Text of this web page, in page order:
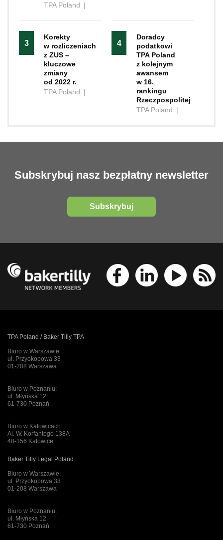
TPA Poland |
3
Korekty
w rozliczeniach
z ZUS –
kluczowe
zmiany
od 2022 r.
TPA Poland |
4
Doradcy
podatkowi
TPA Poland
z kolejnym
awansem
w 16.
rankingu
Rzeczpospolitej
TPA Poland |
Subskrybuj nasz bezpłatny newsletter
Subskrybuj
TPA Poland / Baker Tilly TPA
Biuro w Warszawie:
ul. Przyokopowa 33
01-208 Warszawa
Biuro w Poznaniu:
ul. Młyńska 12
61-730 Poznań
Biuro w Katowicach:
Al. W. Korfantego 138A
40-156 Katowice
Baker Tilly Legal Poland
Biuro w Warszawie:
ul. Przyokopowa 33
01-208 Warszawa
Biuro w Poznaniu:
ul. Młyńska 12
61-730 Poznań